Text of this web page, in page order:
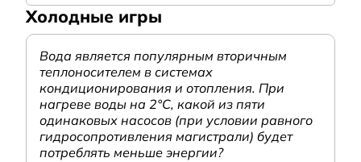
Холодные игры
Вода является популярным вторичным
теплоносителем в системах
кондиционирования и отопления. При
нагреве воды на 2°С, какой из пяти
одинаковых насосов (при условии равного
гидросопротивления магистрали) будет
потреблять меньше энергии?